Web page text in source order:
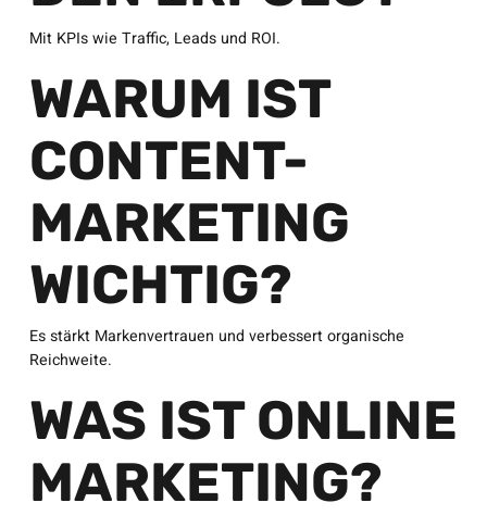
Mit KPIs wie Traffic, Leads und ROI.
WARUM IST
CONTENT-
MARKETING
WICHTIG?
Es stärkt Markenvertrauen und verbessert organische
Reichweite.
WAS IST ONLINE
MARKETING?